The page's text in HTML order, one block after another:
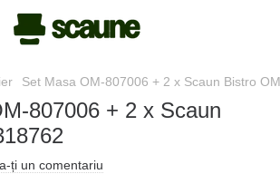
Set Masa OM-807006 + 2 x Scaun Bistro
807006 + 2 x Scaun
ți un comentariu